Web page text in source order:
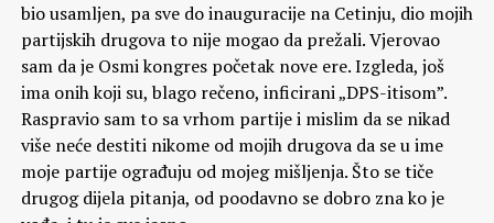
bio usamljen, pa sve do inauguracije na Cetinju, dio mojih
partijskih drugova to nije mogao da prežali. Vjerovao
sam da je Osmi kongres početak nove ere. Izgleda, još
ima onih koji su, blago rečeno, inficirani „DPS-itisom”.
Raspravio sam to sa vrhom partije i mislim da se nikad
više neće destiti nikome od mojih drugova da se u ime
moje partije ograđuju od mojeg mišljenja. Što se tiče
drugog dijela pitanja, od poodavno se dobro zna ko je